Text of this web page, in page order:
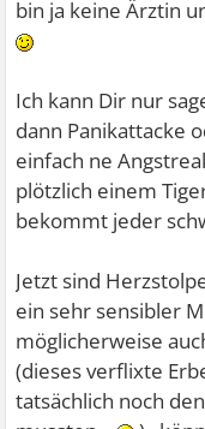
bin ja keine Ärztin
Ich kann Dir nur
dann Panikattacke
einfach ne
plötzlich einem
bekommt jeder
Jetzt sind
ein sehr sensibler
möglicherweise
(dieses verflixte
tatsächlich noch